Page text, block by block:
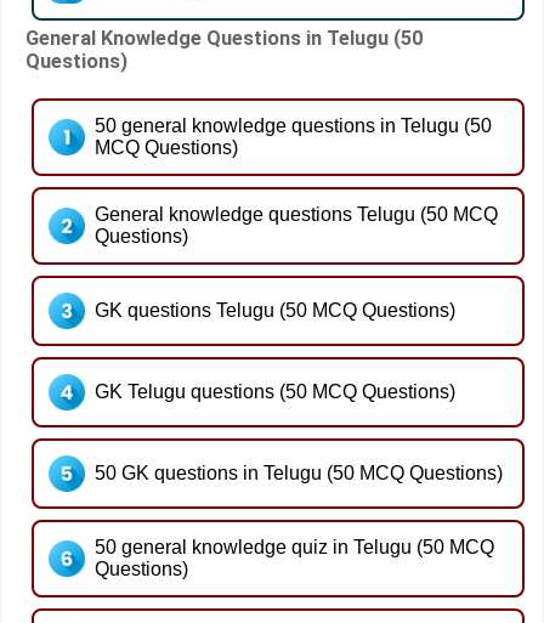
General Knowledge Questions in Telugu (50
Questions)
50 general knowledge questions in Telugu (50
MCQ Questions)
General knowledge questions Telugu (50 MCQ
Questions)
GK questions Telugu (50 MCQ Questions)
GK Telugu questions (50 MCQ Questions)
50 GK questions in Telugu (50 MCQ Questions)
50 general knowledge quiz in Telugu (50 MCQ
Questions)